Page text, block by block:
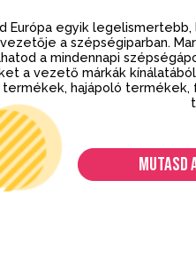
Európa egyik
a szépségiparban.
a mindennapi
a vezető márkák
hajápoló termékek,
MUTASD